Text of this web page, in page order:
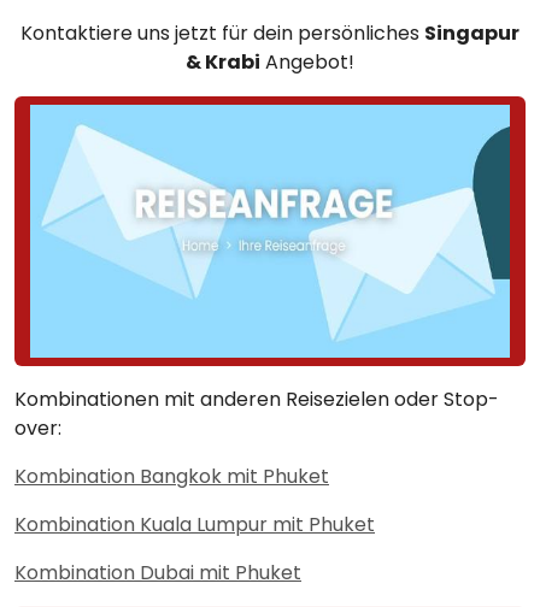
Kontaktiere uns jetzt für dein persönliches Singapur
& Krabi Angebot!
Kombinationen mit anderen Reisezielen oder Stop-
over:
Kombination Bangkok mit Phuket
Kombination Kuala Lumpur mit Phuket
Kombination Dubai mit Phuket